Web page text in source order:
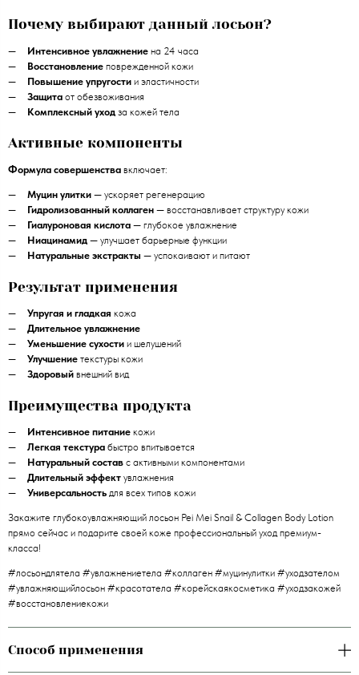
Почему выбирают данный лосьон?
Интенсивное увлажнение на 24 часа
Восстановление поврежденной кожи
Повышение упругости и эластичности
Защита от обезвоживания
Комплексный уход за кожей тела
Активные компоненты
Формула совершенства включает:
Муцин улитки — ускоряет регенерацию
Гидролизованный коллаген — восстанавливает структуру кожи
Гиалуроновая кислота — глубокое увлажнение
Ниацинамид — улучшает барьерные функции
Натуральные экстракты — успокаивают и питают
Результат применения
Упругая и гладкая кожа
Длительное увлажнение
Уменьшение сухости и шелушений
Улучшение текстуры кожи
Здоровый внешний вид
Преимущества продукта
Интенсивное питание кожи
Легкая текстура быстро впитывается
Натуральный состав с активными компонентами
Длительный эффект увлажнения
Универсальность для всех типов кожи
Закажите глубокоувлажняющий лосьон Pei Mei Snail & Collagen Body Lotion
прямо сейчас и подарите своей коже профессиональный уход премиум-
класса!
#лосьондлятела #увлажнениетела #коллаген #муцинулитки #уходзателом
#увлажняющийлосьон #красотатела #корейскаякосметика #уходзакожей
#восстановлениекожи
Способ применения